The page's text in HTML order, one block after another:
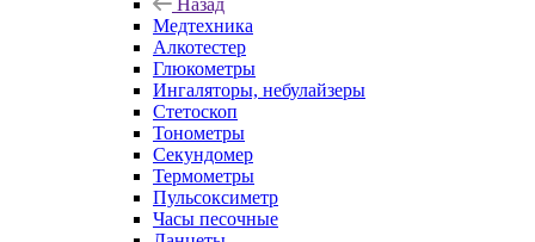
Назад
Медтехника
Алкотестер
Глюкометры
Ингаляторы, небулайзеры
Стетоскоп
Тонометры
Секундомер
Термометры
Пульсоксиметр
Часы песочные